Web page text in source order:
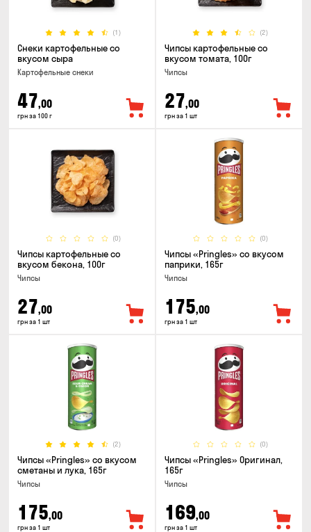
(1)
Снеки картофельные со
вкусом сыра
Картофельные снеки
47,00
грн за 100 г
(2)
Чипсы картофельные со
вкусом томата, 100г
Чипсы
27,00
грн за 1 шт
(0)
Чипсы картофельные со
вкусом бекона, 100г
Чипсы
27,00
грн за 1 шт
(0)
Чипсы «Pringles» со вкусом
паприки, 165г
Чипсы
175,00
грн за 1 шт
(2)
Чипсы «Pringles» со вкусом
сметаны и лука, 165г
Чипсы
175,00
грн за 1 шт
(0)
Чипсы «Pringles» Оригинал,
165г
Чипсы
169,00
грн за 1 шт